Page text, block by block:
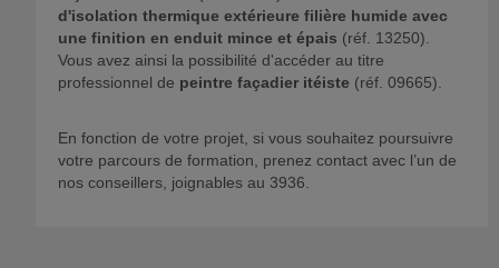
d'isolation thermique extérieure filière humide avec
une finition en enduit mince et épais (réf. 13250).
Vous avez ainsi la possibilité d'accéder au titre
professionnel de peintre façadier itéiste (réf. 09665).
En fonction de votre projet, si vous souhaitez poursuivre
votre parcours de formation, prenez contact avec l’un de
nos conseillers, joignables au 3936.